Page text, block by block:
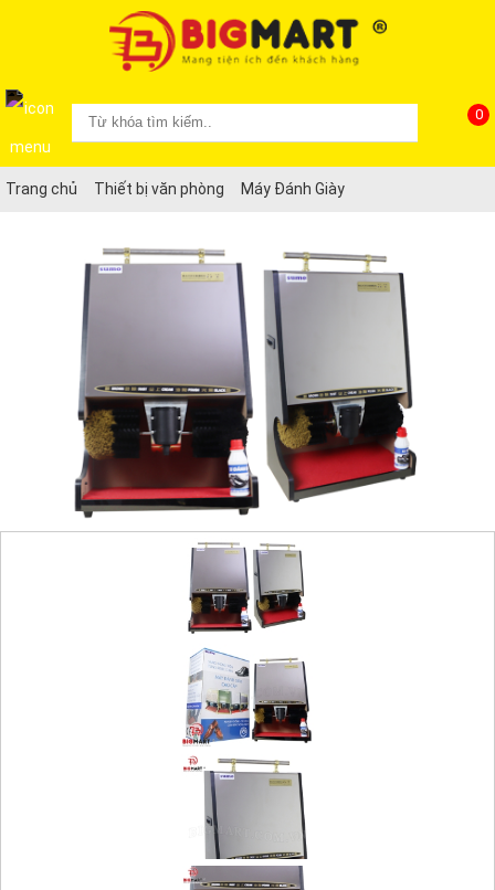
0
Trang chủ Thiết bị văn phòng Máy Đánh Giày